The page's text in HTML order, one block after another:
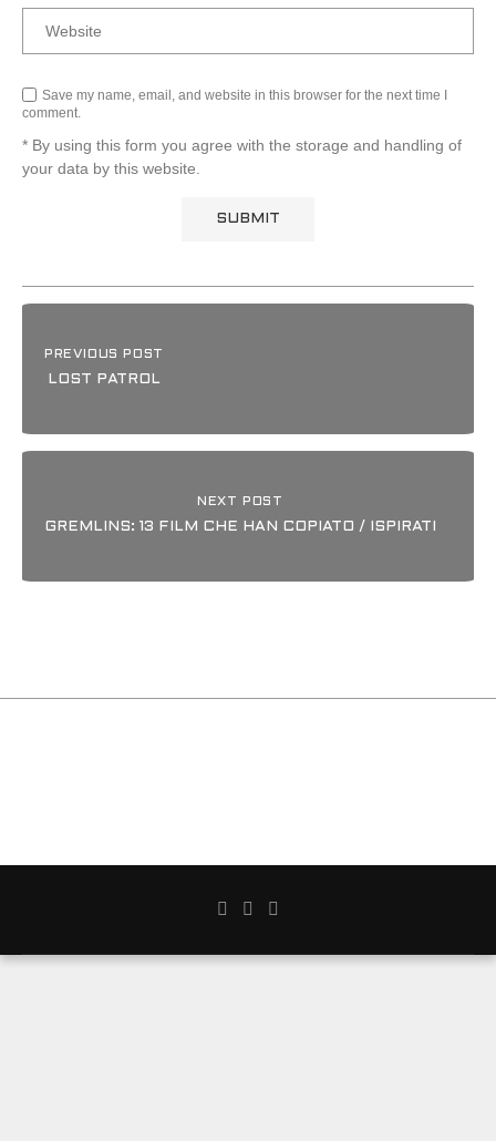
Save my name, email, and website in this browser for the next time I
comment.
* By using this form you agree with the storage and handling of
your data by this website.
PREVIOUS POST
LOST PATROL
NEXT POST
GREMLINS: 13 FILM CHE HAN COPIATO / ISPIRATI